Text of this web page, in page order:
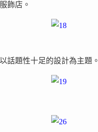
飾店。
話題性十足的設計為主題。